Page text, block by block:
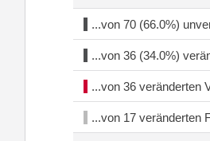
...von 70 (66.0%)
...von 36 (34.0%)
...von 36 veränderten
...von 17 veränderten